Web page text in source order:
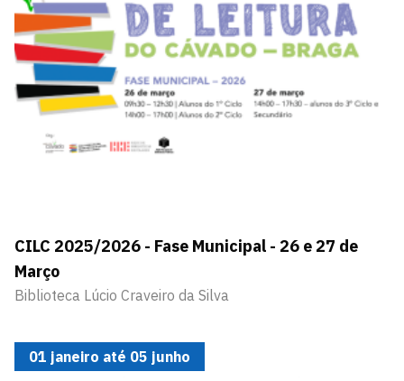
CILC 2025/2026 - Fase Municipal - 26 e 27 de
Março
Biblioteca Lúcio Craveiro da Silva
01 janeiro até 05 junho